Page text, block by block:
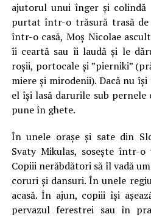
ajutorul unui înger și colindă
purtat într-o trăsură trasă
într-o casă, Moș Nicolae
îi ceartă sau îi laudă și le
roșii, portocale și ”pierniki”
miere și mirodenii). Dacă nu
el își lasă darurile sub
pune în ghete.
În unele orașe și sate din
Svaty Mikulas, sosește într-
Copiii nerăbdători să îl vadă
coruri și dansuri. În unele
acasă. În ajun, copiii își
pervazul ferestrei sau în